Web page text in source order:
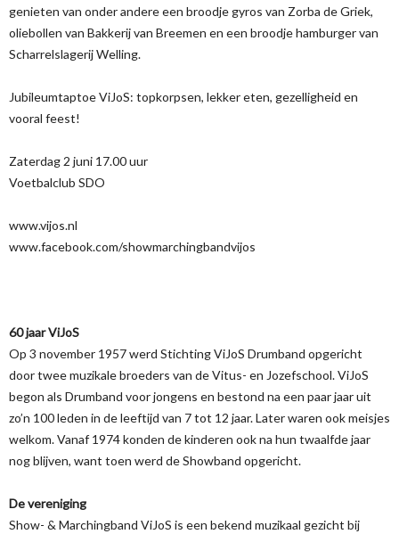
genieten van onder andere een broodje gyros van Zorba de Griek,
oliebollen van Bakkerij van Breemen en een broodje hamburger van
Scharrelslagerij Welling.
Jubileumtaptoe ViJoS: topkorpsen, lekker eten, gezelligheid en
vooral feest!
Zaterdag 2 juni 17.00 uur
Voetbalclub SDO
www.vijos.nl
www.facebook.com/showmarchingbandvijos
60 jaar ViJoS
Op 3 november 1957 werd Stichting ViJoS Drumband opgericht
door twee muzikale broeders van de Vitus- en Jozefschool. ViJoS
begon als Drumband voor jongens en bestond na een paar jaar uit
zo’n 100 leden in de leeftijd van 7 tot 12 jaar. Later waren ook meisjes
welkom. Vanaf 1974 konden de kinderen ook na hun twaalfde jaar
nog blijven, want toen werd de Showband opgericht.
De vereniging
Show- & Marchingband ViJoS is een bekend muzikaal gezicht bij